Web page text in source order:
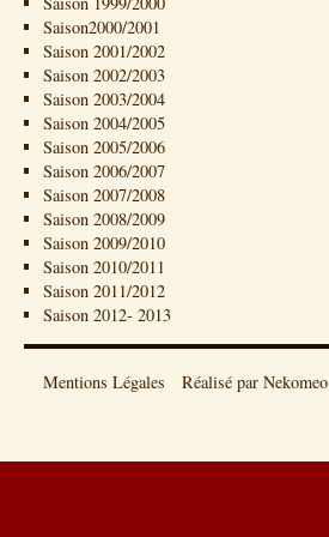
Saison2000/2001
Saison 2001/2002
Saison 2002/2003
Saison 2003/2004
Saison 2004/2005
Saison 2005/2006
Saison 2006/2007
Saison 2007/2008
Saison 2008/2009
Saison 2009/2010
Saison 2010/2011
Saison 2011/2012
Saison 2012- 2013
Mentions Légales Réalisé par Nekomeo